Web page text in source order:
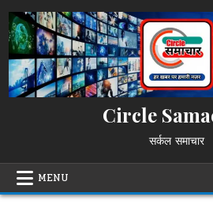
to
content
Circle
सर्कल समाचार
MENU